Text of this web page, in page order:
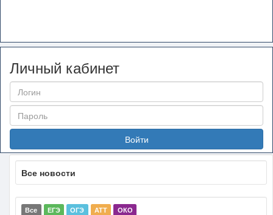
Личный кабинет
Войти
Все новости
Все ЕГЭ ОГЭ АТТ ОКО